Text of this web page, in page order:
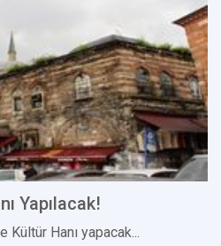
Yapılacak!
Kültür Hanı yapacak...